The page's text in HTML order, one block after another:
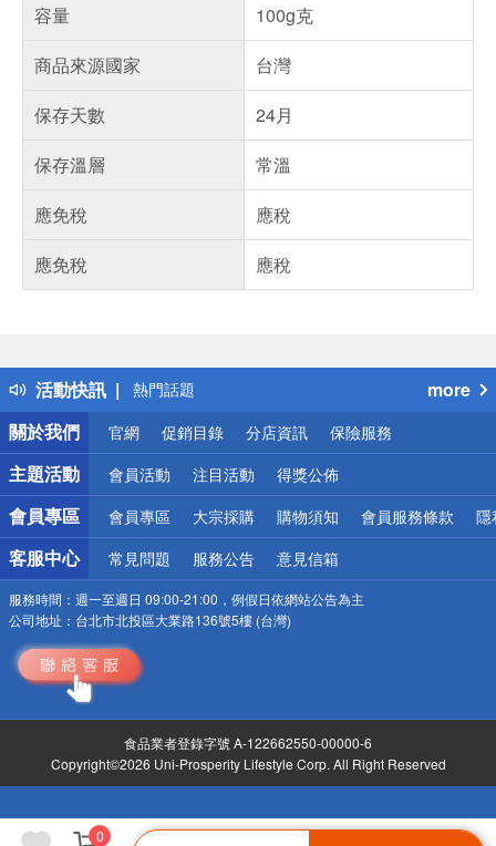
0
容量
100g克
商品來源國家
台灣
保存天數
24月
保存溫層
常溫
應免稅
應稅
應免稅
應稅
活動快訊
得獎公告
熱門話題
銀行優惠
偏遠地區配送
詐騙網頁！請小心！
more
關於我們
官網 促銷目錄 分店資訊 保險服務
主題活動 會員活動 注目活動 得獎公佈
會員專區 會員專區 大宗採購 購物須知 會員服務條款 隱
客服中心 常見問題 服務公告 意見信箱
服務時間： 週一至週日 09:00-21:00，例假日依網站公告為主
公司地址： 台北市北投區大業路136號5樓 (台灣)
食品業者登錄字號 A-122662550-00000-6
Copyright©2026 Uni-Prosperity Lifestyle Corp. All Right Reserved